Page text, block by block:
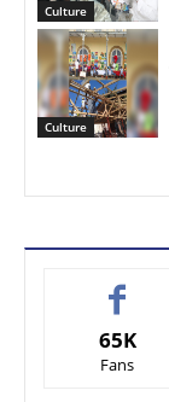
Culture
Culture
65K
Fans